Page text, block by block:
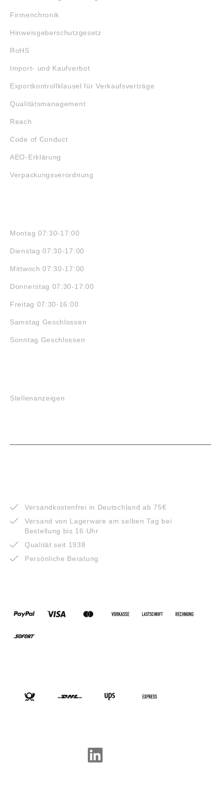
Firmenchronik
Hinweisgeberschutzgesetz
RoHS
Import- und Kaufverbot
Exportkontrollklausel für Verkaufsverträge
Qualitätsmanagement
Reach
Code of Conduct
AEO-Erklärung
Verpackungsverordnung
Montag 07:30-17:00
Dienstag 07:30-17:00
Mittwoch 07:30-17:00
Donnerstag 07:30-17:00
Freitag 07:30-16:00
Samstag Geschlossen
Sonntag Geschlossen
Stellenanzeigen
Versandkostenfrei in Deutschland ab 75€
Versand von Lagerware am selben Tag bei
Bestellung bis 16 Uhr
Qualität seit 1938
Persönliche Beratung